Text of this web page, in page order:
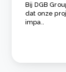
Bij DGB
dat onze
impa..